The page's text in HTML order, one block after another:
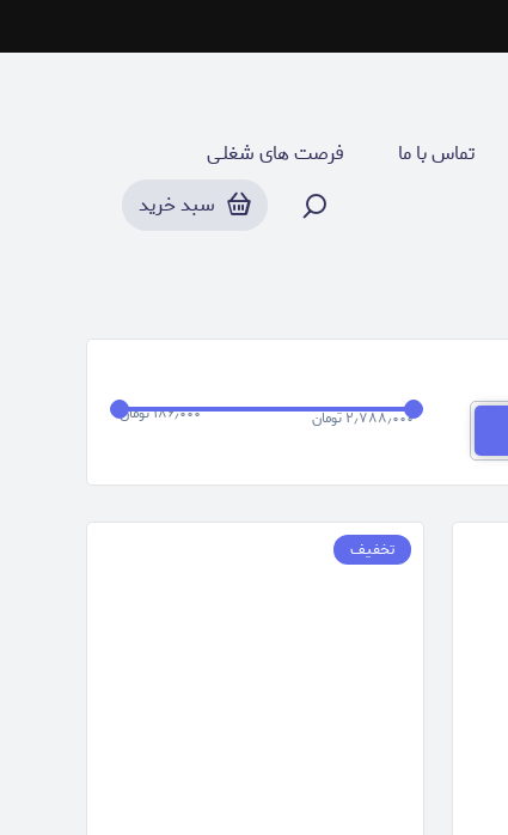
تماس با ما
فرصت های شغلـی
سبد خرید
۱۸۶٫۰۰۰ تومان ۲٫۷۸۸٫۰۰۰ تومان
تخفیف